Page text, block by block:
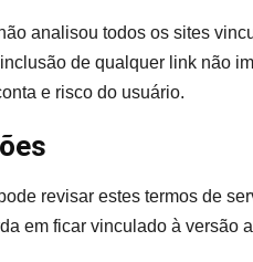
analisou todos os sites
de qualquer link não
e risco do usuário.
revisar estes termos de
em ficar vinculado à versão